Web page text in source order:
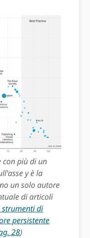
con più di un
y è la
un solo autore
di articoli
strumenti di
persistente
28)